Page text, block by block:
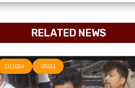
RELATED NEWS
ମହାନଗର ରାଜ୍ୟ